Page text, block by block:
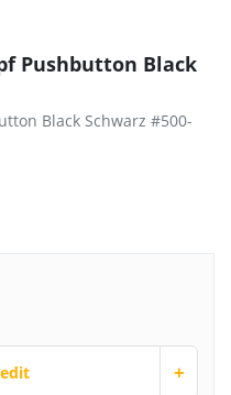
Pushbutton Black
Black Schwarz #500-
+